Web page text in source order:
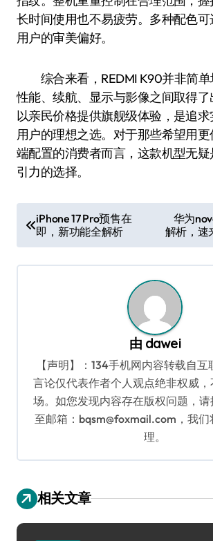
长时间使用也不易疲劳。多种配色
用户的审美偏好。
综合来看，REDMI K90并非简单
性能、续航、显示与影像之间取得
以亲民价格提供旗舰级体验，是追
用户的理想之选。对于那些希望用
端配置的消费者而言，这款机型无
引力的选择。
章
导
iPhone 17 Pro预售在
即，新功能全解析
华为
解析，速
由 dawei
【声明】：134手机网内容转载自
言论仅代表作者个人观点绝非权威
场。如您发现内容存在版权问题，
至邮箱：bqsm@foxmail.com，我们
理。
相关文章